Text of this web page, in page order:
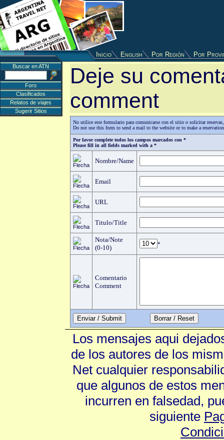
Inicio English Por Región Por
Deje su
comment
No utilice este formulario para comunicarse con el sitio o solicitar
Do not use this form to send a mail to the website or to make a
Por favor complete todos los campos marcados con *
Please fill in all fields marked with a *
Nombre/Name
Email
URL
Titulo/Title
Nota/Note
(0-10)
*
Comentario
Comment
Enviar / Submit
Buscar en ATN
Foro
Clasificados
Relatos de viajes
Sugerir Sitios
Los mensajes aqui
de los autores de los
Net cualquier
que algunos de estos
incurren en falsedad,
siguiente